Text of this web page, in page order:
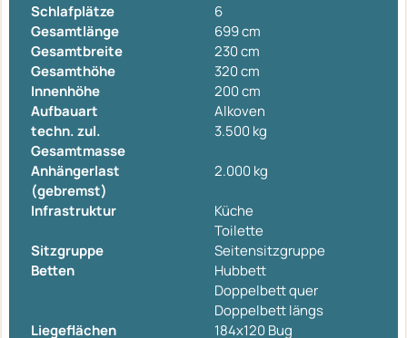
Schlafplätze
6
Gesamtlänge
699 cm
Gesamtbreite
230 cm
Gesamthöhe
320 cm
Innenhöhe
200 cm
Aufbauart
Alkoven
techn. zul.
Gesamtmasse
3.500 kg
Anhängerlast
(gebremst)
2.000 kg
Infrastruktur
Küche
Toilette
Sitzgruppe
Seitensitzgruppe
Betten
Hubbett
Doppelbett quer
Doppelbett längs
Liegeflächen
184x120 Bug